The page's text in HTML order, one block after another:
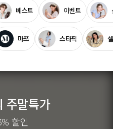
베스트 이벤트
마쯔 스타픽
주말특가
할인